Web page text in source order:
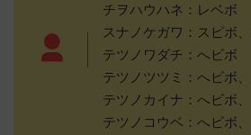
チヲハウハネ：レベボ
スナノケガワ：スピボ
テツノワダチ：へビボ
テツノツツミ：へビボ
テツノカイナ：へビボ
テツノコウベ：へビボ